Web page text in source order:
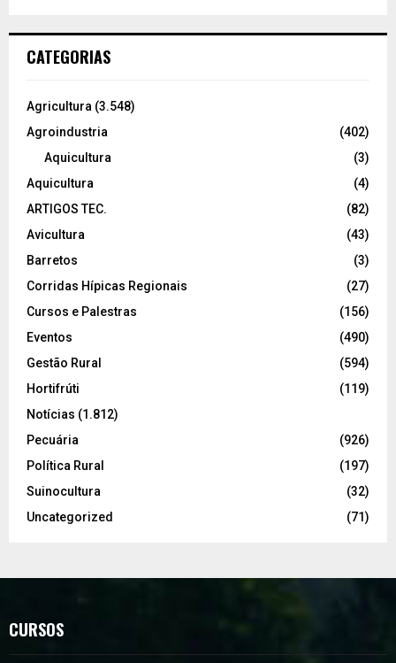
CATEGORIAS
Agricultura (3.548)
Agroindustria
(402)
Aquicultura
(3)
Aquicultura
(4)
ARTIGOS TEC.
(82)
Avicultura
(43)
Barretos
(3)
Corridas Hípicas Regionais
(27)
Cursos e Palestras
(156)
Eventos
(490)
Gestão Rural
(594)
Hortifrúti
(119)
Notícias (1.812)
Pecuária
(926)
Política Rural
(197)
Suinocultura
(32)
Uncategorized
(71)
CURSOS